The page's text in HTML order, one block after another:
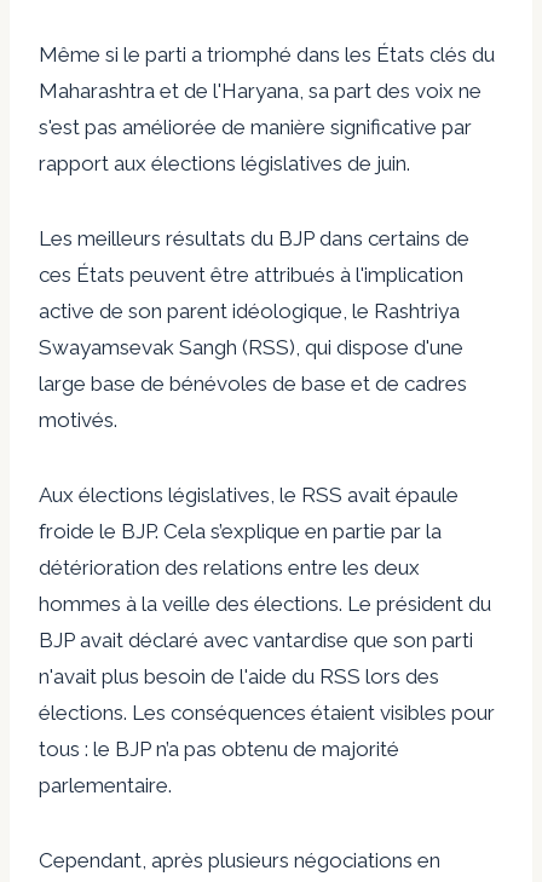
Même si le parti a triomphé dans les États clés du
Maharashtra et de l'Haryana, sa part des voix ne
s'est pas améliorée de manière significative par
rapport aux élections législatives de juin.
Les meilleurs résultats du BJP dans certains de
ces États peuvent être attribués à l'implication
active de son parent idéologique, le Rashtriya
Swayamsevak Sangh (RSS), qui dispose d'une
large base de bénévoles de base et de cadres
motivés.
Aux élections législatives, le RSS avait épaule
froide le BJP. Cela s’explique en partie par la
détérioration des relations entre les deux
hommes à la veille des élections. Le président du
BJP avait déclaré avec vantardise que son parti
n'avait plus besoin de l'aide du RSS lors des
élections. Les conséquences étaient visibles pour
tous : le BJP n’a pas obtenu de majorité
parlementaire.
Cependant, après plusieurs négociations en